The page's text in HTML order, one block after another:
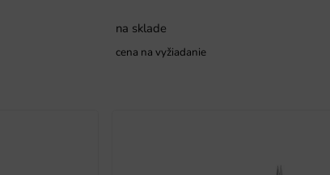
na sklade
cena na vyžiadanie